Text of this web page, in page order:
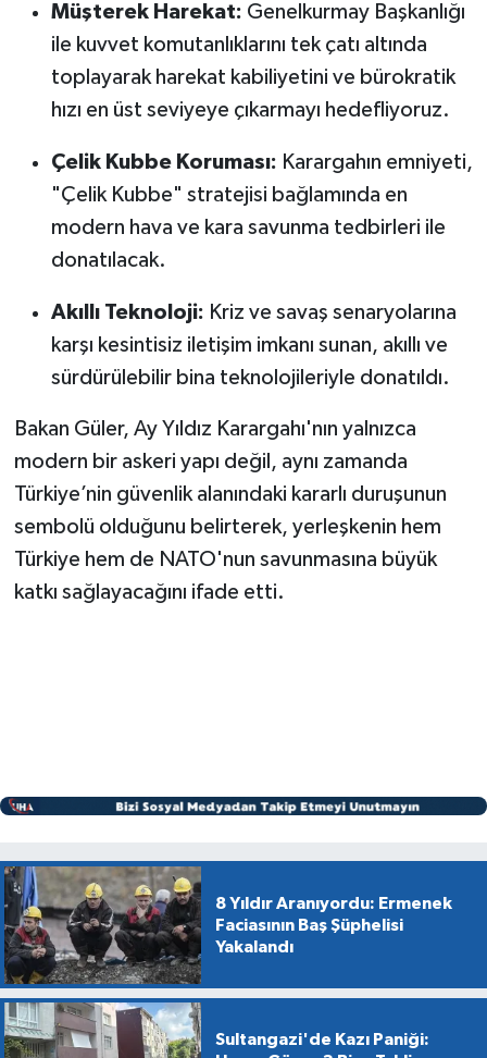
Müşterek Harekat: Genelkurmay Başkanlığı
ile kuvvet komutanlıklarını tek çatı altında
toplayarak harekat kabiliyetini ve bürokratik
hızı en üst seviyeye çıkarmayı hedefliyoruz.
Çelik Kubbe Koruması: Karargahın emniyeti,
"Çelik Kubbe" stratejisi bağlamında en
modern hava ve kara savunma tedbirleri ile
donatılacak.
Akıllı Teknoloji: Kriz ve savaş senaryolarına
karşı kesintisiz iletişim imkanı sunan, akıllı ve
sürdürülebilir bina teknolojileriyle donatıldı.
Bakan Güler, Ay Yıldız Karargahı'nın yalnızca
modern bir askeri yapı değil, aynı zamanda
Türkiye’nin güvenlik alanındaki kararlı duruşunun
sembolü olduğunu belirterek, yerleşkenin hem
Türkiye hem de NATO'nun savunmasına büyük
katkı sağlayacağını ifade etti.
8 Yıldır Aranıyordu: Ermenek
Faciasının Baş Şüphelisi
Yakalandı
Sultangazi'de Kazı Paniği: